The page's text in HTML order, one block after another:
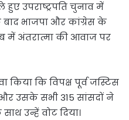
उपराष्ट्रपति चुनाव में
भाजपा और कांग्रेस के
में अंतरात्मा की आवाज पर
किया कि विपक्ष पूर्व जस्टिस
उसके सभी 315 सांसदों ने
उन्हें वोट दिया।